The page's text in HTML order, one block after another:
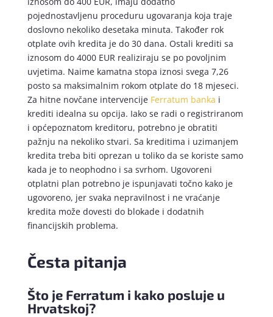
pojednostavljenu proceduru ugovaranja koja traje
doslovno nekoliko desetaka minuta. Također rok
otplate ovih kredita je do 30 dana. Ostali krediti sa
iznosom do 4000 EUR realiziraju se po povoljnim
uvjetima. Naime kamatna stopa iznosi svega 7,26
posto sa maksimalnim rokom otplate do 18 mjeseci.
Za hitne novčane intervencije Ferratum banka i
krediti idealna su opcija. Iako se radi o registriranom
i općepoznatom kreditoru, potrebno je obratiti
pažnju na nekoliko stvari. Sa kreditima i uzimanjem
kredita treba biti oprezan u toliko da se koriste samo
kada je to neophodno i sa svrhom. Ugovoreni
otplatni plan potrebno je ispunjavati točno kako je
ugovoreno, jer svaka nepravilnost i ne vraćanje
kredita može dovesti do blokade i dodatnih
financijskih problema.
Česta pitanja
Što je Ferratum i kako posluje u
Hrvatskoj?